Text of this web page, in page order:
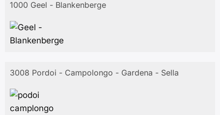
1000 Geel - Blankenberge
3008 Pordoi - Campolongo - Gardena - Sella